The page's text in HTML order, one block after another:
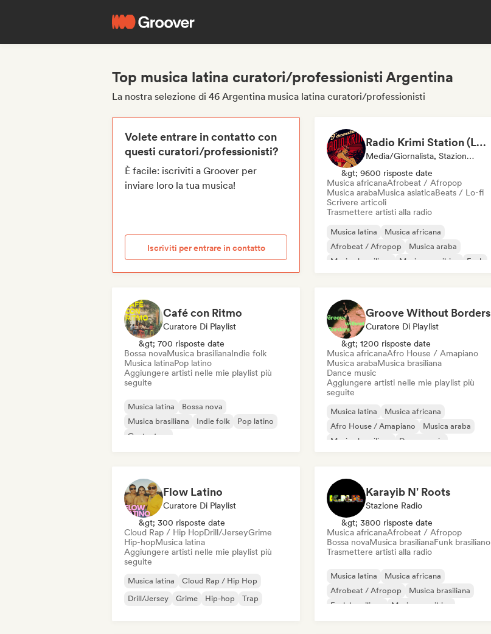
Top musica latina curatori/professionisti Argentina
La nostra selezione di 46 Argentina musica latina curatori/professionisti
Volete entrare in contatto con
questi curatori/professionisti?
È facile: iscriviti a Groover per
inviare loro la tua musica!
Iscriviti per entrare in contatto
Radio Krimi Station (La Radio)
Media/Giornalista, Stazione Radio
&gt; 9600 risposte date
Musica africanaAfrobeat / Afropop
Musica arabaMusica asiaticaBeats / Lo-fi
Scrivere articoli
Trasmettere artisti alla radio
Musica latina
Musica africana
Afrobeat / Afropop
Musica araba
Musica brasiliana
Musica caraibica
Funk
Café con Ritmo
Curatore Di Playlist
&gt; 700 risposte date
Bossa novaMusica brasilianaIndie folk
Musica latinaPop latino
Aggiungere artisti nelle mie playlist più
seguite
Musica latina
Bossa nova
Musica brasiliana
Indie folk
Pop latino
Cantautore
Groove Without Borders
Curatore Di Playlist
&gt; 1200 risposte date
Musica africanaAfro House / Amapiano
Musica arabaMusica brasiliana
Dance music
Aggiungere artisti nelle mie playlist più
seguite
Musica latina
Musica africana
Afro House / Amapiano
Musica araba
Musica brasiliana
Dance music
Flow Latino
Curatore Di Playlist
&gt; 300 risposte date
Cloud Rap / Hip HopDrill/JerseyGrime
Hip-hopMusica latina
Aggiungere artisti nelle mie playlist più
seguite
Musica latina
Cloud Rap / Hip Hop
Drill/Jersey
Grime Hip-hop Trap
Karayib N' Roots
Stazione Radio
&gt; 3800 risposte date
Musica africanaAfrobeat / Afropop
Bossa novaMusica brasilianaFunk brasiliano
Trasmettere artisti alla radio
Musica latina
Musica africana
Afrobeat / Afropop
Musica brasiliana
Funk brasiliano
Musica caraibica